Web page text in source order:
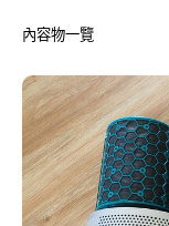
內容物一覽